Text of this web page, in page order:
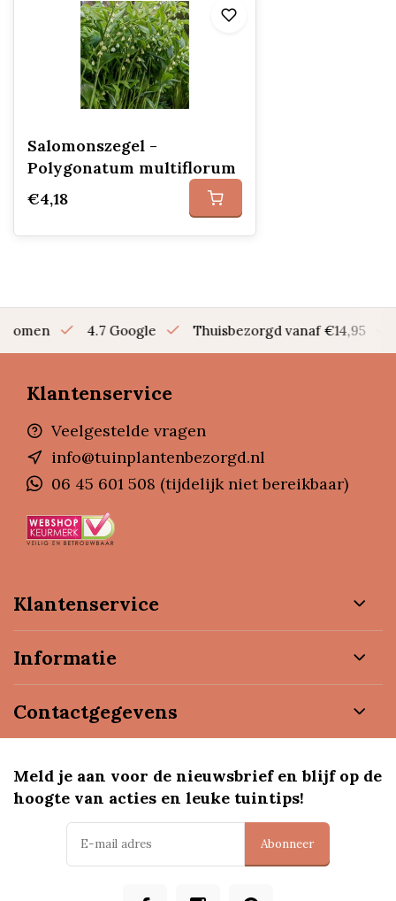
Salomonszegel -
Polygonatum multiflorum
€4,18
bomen 4.7 Google Thuisbezorgd vanaf €14,95
Klantenservice
Veelgestelde vragen
info@tuinplantenbezorgd.nl
06 45 601 508 (tijdelijk niet bereikbaar)
Klantenservice
Informatie
Contactgegevens
Meld je aan voor de nieuwsbrief en blijf op de
hoogte van acties en leuke tuintips!
Abonneer